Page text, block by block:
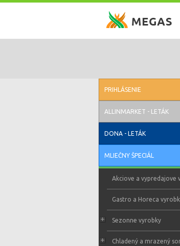
PRIHLÁSENIE
ALLINMARKET - LETÁK
DONA - LETÁK
MLIEČNY ŠPECIÁL
Akciove a vypredajove
Gastro a Horeca
Sezonne vyrobky
Chladený a mrazený